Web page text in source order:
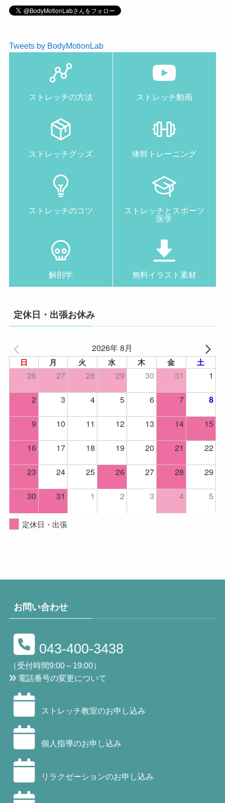
Tweets by BodyMotionLab
ストレッチの方法 ストレッチ動画
ストレッチグッズ 体幹トレーニング
ストレッチのコツ
ストレッチとスポーツ
医学
解剖学 無料イラスト素材
定休日・出張お休み
2026年 8月
日 月 火 水 木 金 土
26 27 28 29 30 31
1
2
3 4 5 6 7 8
9 10 11 12 13 14
15
16
17 18 19 20 21
22
23
24 25 26 27 28
29
30
31 1 2 3 4 5
定休日・出張
お問い合わせ
043-400-3438
（受付時間9:00～19:00）
電話番号の変更について
ストレッチ教室のお申し込み
個人指導のお申し込み
リラクゼーションのお申し込み